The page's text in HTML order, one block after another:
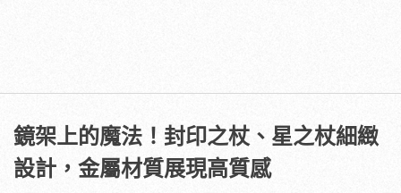
鏡架上的魔法！封印之杖、星之杖細緻
設計，金屬材質展現高質感